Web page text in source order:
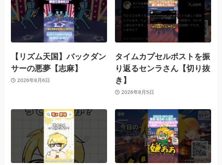
【リズム天国】バックダン
サーの悪夢【志麻】
2026年8月6日
タイムカプセルポストを振
り返るセンラさん【切り抜
き】
2026年8月5日